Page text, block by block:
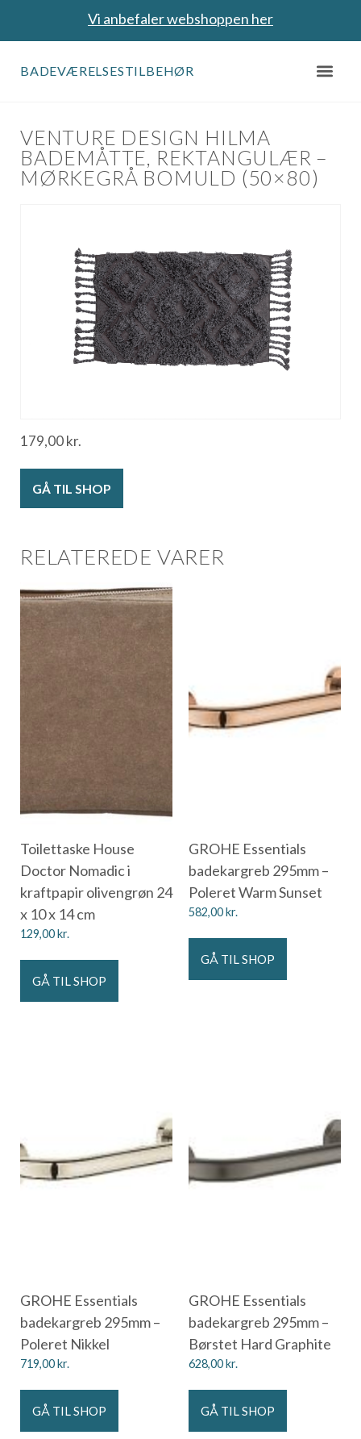
Vi anbefaler webshoppen her
BADEVÆRELSESTILBEHØR
VENTURE DESIGN HILMA
BADEMÅTTE, REKTANGULÆR –
MØRKEGRÅ BOMULD (50×80)
179,00kr.
GÅ TIL SHOP
RELATEREDE VARER
Toilettaske House
Doctor Nomadic i
kraftpapir olivengrøn 24
x 10 x 14 cm
129,00kr.
GÅ TIL SHOP
GROHE Essentials
badekargreb 295mm –
Poleret Warm Sunset
582,00kr.
GÅ TIL SHOP
GROHE Essentials
badekargreb 295mm –
Poleret Nikkel
719,00kr.
GÅ TIL SHOP
GROHE Essentials
badekargreb 295mm –
Børstet Hard Graphite
628,00kr.
GÅ TIL SHOP